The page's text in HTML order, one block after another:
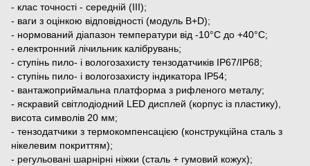
- клас точності - середній (III);
- ваги з оцінкою відповідності (модуль B+D);
- нормований діапазон температури від -10°С до +40°С;
- електронний лічильник калібрувань;
- ступінь пило- і вологозахисту тензодатчиків ІР67/ІР68;
- ступінь пило- і вологозахисту індикатора ІР54;
- вантажоприймальна платформа з рифленого металу;
- яскравий світлодіодний LED дисплей (корпус із пластику),
висота символів 20 мм;
- тензодатчики з термокомпенсацією (конструкційна сталь з
нікелевим покриттям);
- регульовані шарнірні ніжки (сталь + гумовий кожух);